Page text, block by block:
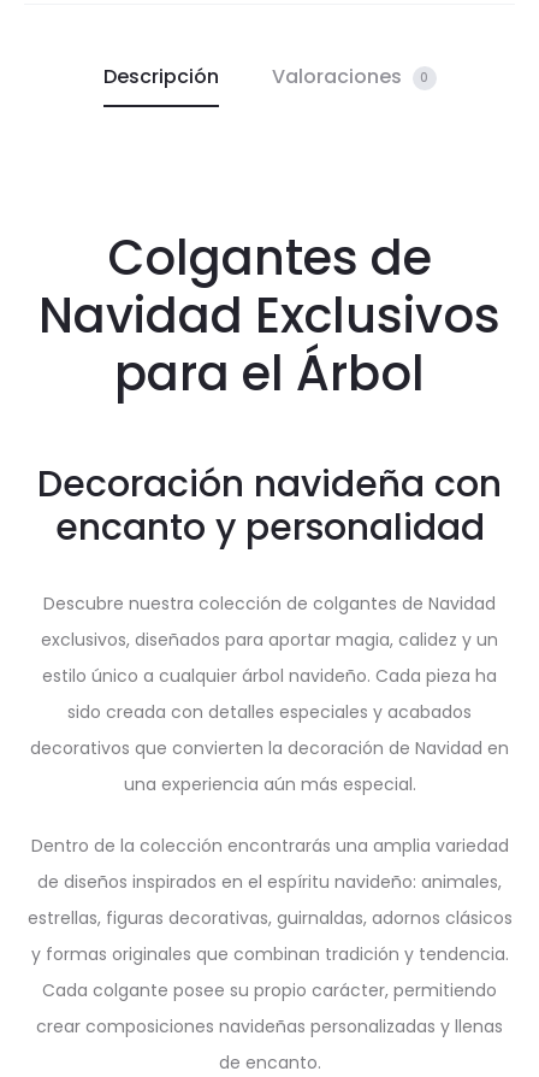
Descripción Valoraciones 0
Colgantes de
Navidad Exclusivos
para el Árbol
Decoración navideña con
encanto y personalidad
Descubre nuestra colección de colgantes de Navidad
exclusivos, diseñados para aportar magia, calidez y un
estilo único a cualquier árbol navideño. Cada pieza ha
sido creada con detalles especiales y acabados
decorativos que convierten la decoración de Navidad en
una experiencia aún más especial.
Dentro de la colección encontrarás una amplia variedad
de diseños inspirados en el espíritu navideño: animales,
estrellas, figuras decorativas, guirnaldas, adornos clásicos
y formas originales que combinan tradición y tendencia.
Cada colgante posee su propio carácter, permitiendo
crear composiciones navideñas personalizadas y llenas
de encanto.